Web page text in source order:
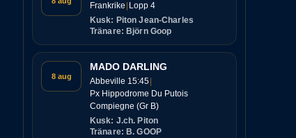
Frankrike Lopp 4
Kusk: Piton Jean-Charles
Tränare: Björn Goop
8 aug
MADO DARLING
Abbeville 15:45
Px Hippodrome Du Putois
Compiegne (Gr B)
Kusk: J.ch. Piton
Tränare: B. GOOP